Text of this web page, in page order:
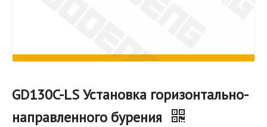
GD130C-LS Установка горизонтально-
направленного бурения